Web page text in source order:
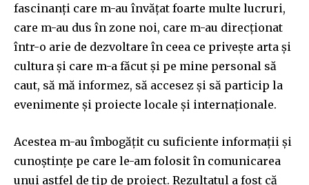
fascinanți care m-au învățat foarte multe lucruri,
care m-au dus în zone noi, care m-au direcționat
într-o arie de dezvoltare în ceea ce privește arta și
cultura și care m-a făcut și pe mine personal să
caut, să mă informez, să accesez și să particip la
evenimente și proiecte locale și internaționale.
Acestea m-au îmbogățit cu suficiente informații și
cunoștințe pe care le-am folosit în comunicarea
unui astfel de tip de proiect. Rezultatul a fost că